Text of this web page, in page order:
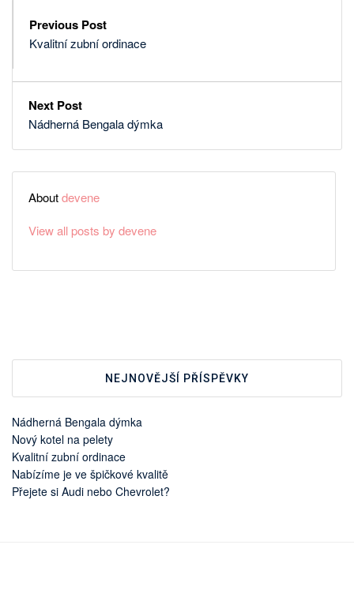
Previous Post
Kvalitní zubní ordinace
Next Post
Nádherná Bengala dýmka
Aboutdevene
View all posts by devene
NEJNOVĚJŠÍ PŘÍSPĚVKY
Nádherná Bengala dýmka
Nový kotel na pelety
Kvalitní zubní ordinace
Nabízíme je ve špičkové kvalitě
Přejete si Audi nebo Chevrolet?